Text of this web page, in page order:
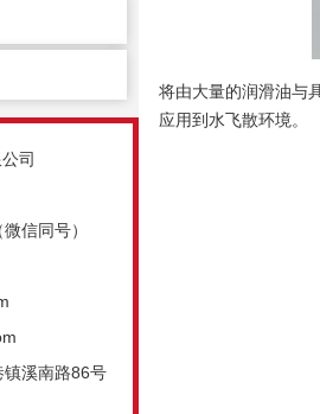
司
信同号）
溪南路86号
将由大量的润滑油与
应用到水飞散环境。